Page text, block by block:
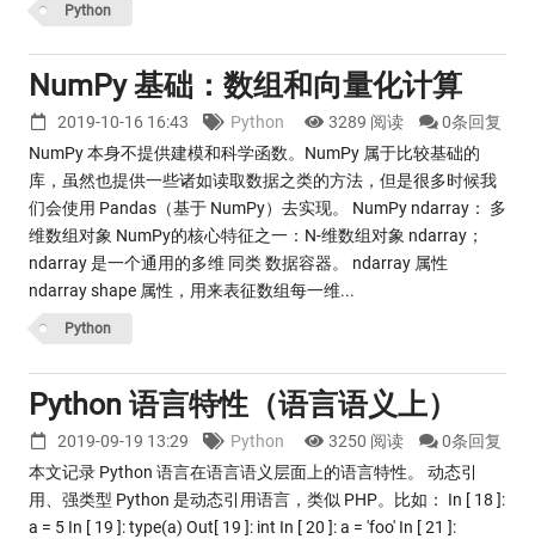
Python
NumPy 基础：数组和向量化计算
2019-10-16 16:43 Python 3289 阅读
0条回复
NumPy 本身不提供建模和科学函数。NumPy 属于比较基础的
库，虽然也提供一些诸如读取数据之类的方法，但是很多时候我
们会使用 Pandas（基于 NumPy）去实现。 NumPy ndarray： 多
维数组对象 NumPy的核心特征之一：N-维数组对象 ndarray；
ndarray 是一个通用的多维 同类 数据容器。 ndarray 属性
ndarray shape 属性，用来表征数组每一维...
Python
Python 语言特性（语言语义上）
2019-09-19 13:29 Python 3250 阅读
0条回复
本文记录 Python 语言在语言语义层面上的语言特性。 动态引
用、强类型 Python 是动态引用语言，类似 PHP。比如： In [ 18 ]:
a = 5 In [ 19 ]: type(a) Out[ 19 ]: int In [ 20 ]: a = 'foo' In [ 21 ]: